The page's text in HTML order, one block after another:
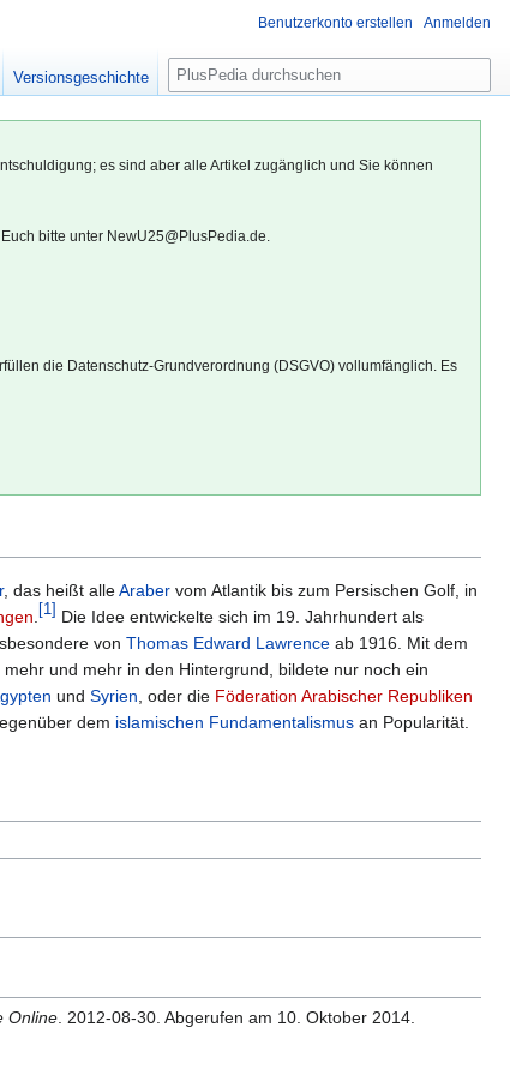
es sind aber alle Artikel zugänglich und Sie können
bitte unter NewU25@PlusPedia.de.
die Datenschutz-Grundverordnung (DSGVO) vollumfänglich. Es
, das heißt alleAraber vom Atlantik bis zum Persischen Golf, in
[1] Die Idee entwickelte sich im 19. Jahrhundert als
von Thomas Edward Lawrence ab 1916. Mit dem
und mehr in den Hintergrund, bildete nur noch ein
und Syrien , oder die Föderation Arabischer Republiken
dem islamischen Fundamentalismus an Popularität.
Online. 2012-08-30. Abgerufen am 10. Oktober 2014.
Benutzerkonto erstellen Anmelden
Versionsgeschichte
S
u
c
e